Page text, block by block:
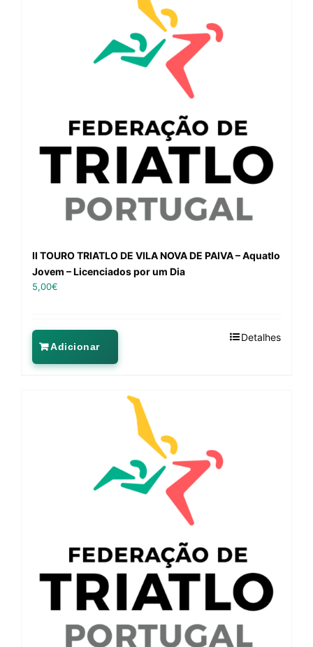
II TOURO TRIATLO DE VILA NOVA DE PAIVA – Aquatlo
Jovem – Licenciados por um Dia
5,00€
Adicionar
Detalhes